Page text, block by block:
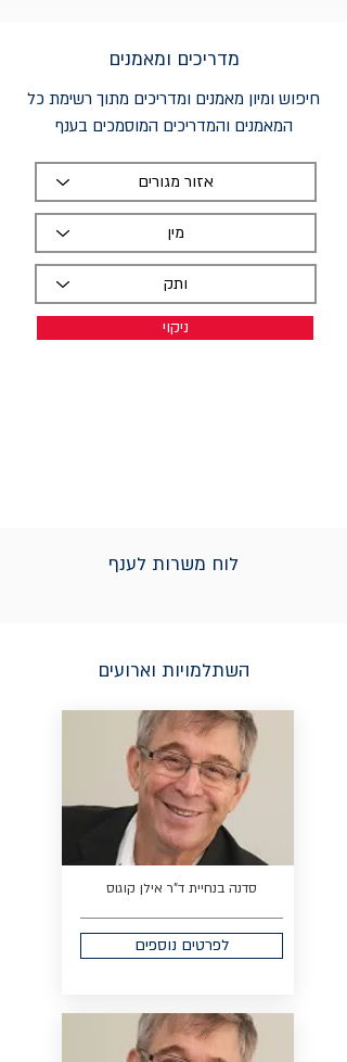
מדריכים ומאמנים
חיפוש ומיון מאמנים ומדריכים מתוך רשימת כל
המאמנים והמדריכים המוסמכים בענף
ניקוי
לוח משרות לענף
השתלמויות וארועים
סדנה בנחיית ד"ר אילן קוגוס
לפרטים נוספים